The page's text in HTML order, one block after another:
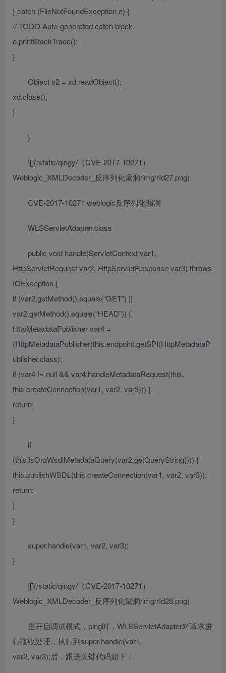
} catch (FileNotFoundException e) {
// TODO Auto-generated catch block
e.printStackTrace();
}
Object s2 = xd.readObject();
xd.close();
}
}
![](/static/qingy/（CVE-2017-10271）
Weblogic_XMLDecoder_反序列化漏洞/img/rId27.png)
CVE-2017-10271 weblogic反序列化漏洞
WLSServletAdapter.class
public void handle(ServletContext var1,
HttpServletRequest var2, HttpServletResponse var3) throws
IOException {
if (var2.getMethod().equals(“GET”) ||
var2.getMethod().equals(“HEAD”)) {
HttpMetadataPublisher var4 =
(HttpMetadataPublisher)this.endpoint.getSPI(HttpMetadataP
ublisher.class);
if (var4 != null && var4.handleMetadataRequest(this,
this.createConnection(var1, var2, var3))) {
return;
}
if
(this.isOraWsdlMetadataQuery(var2.getQueryString())) {
this.publishWSDL(this.createConnection(var1, var2, var3));
return;
}
}
super.handle(var1, var2, var3);
}
![](/static/qingy/（CVE-2017-10271）
Weblogic_XMLDecoder_反序列化漏洞/img/rId28.png)
当开启调试模式，ping时，WLSServletAdapter对请求进
行接收处理，执行到super.handle(var1,
var2, var3);后，跟进关键代码如下：